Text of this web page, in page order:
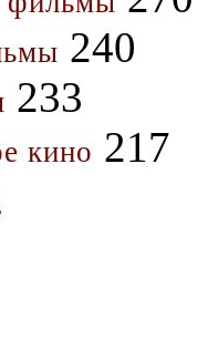
240
233
кино 217